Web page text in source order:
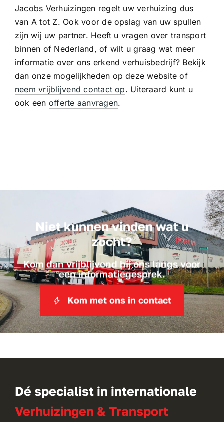
Jacobs Verhuizingen regelt uw verhuizing dus
van A tot Z. Ook voor de opslag van uw spullen
zijn wij uw partner. Heeft u vragen over transport
binnen of Nederland, of wilt u graag wat meer
informatie over ons erkend verhuisbedrijf? Bekijk
dan onze mogelijkheden op deze website of
neem vrijblijvend contact op. Uiteraard kunt u
ook een offerte aanvragen.
Niet kunnen vinden wat u
zocht?
Kom dan vrijblijvend bij ons langs voor
een informatiegesprek.
Kom met ons in contact
Dé specialist in internationale
Verhuizingen & Transport